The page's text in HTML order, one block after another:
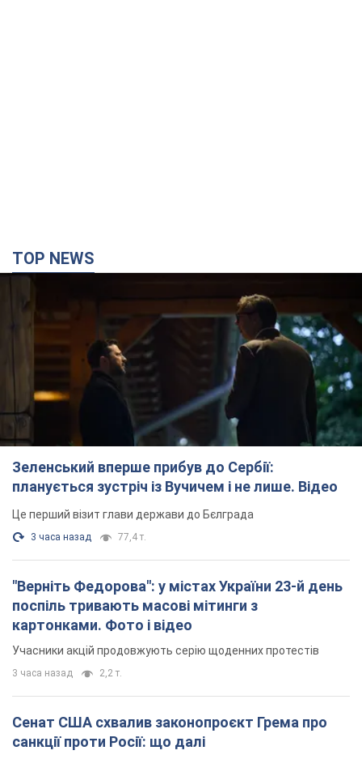
TOP NEWS
Зеленський вперше прибув до Сербії:
планується зустріч із Вучичем і не лише. Відео
Це перший візит глави держави до Бєлграда
3 часа назад 77,4 т.
"Верніть Федорова": у містах України 23-й день
поспіль тривають масові мітинги з
картонками. Фото і відео
Учасники акцій продовжують серію щоденних протестів
3 часа назад 2,2 т.
Сенат США схвалив законопроєкт Грема про
санкції проти Росії: що далі